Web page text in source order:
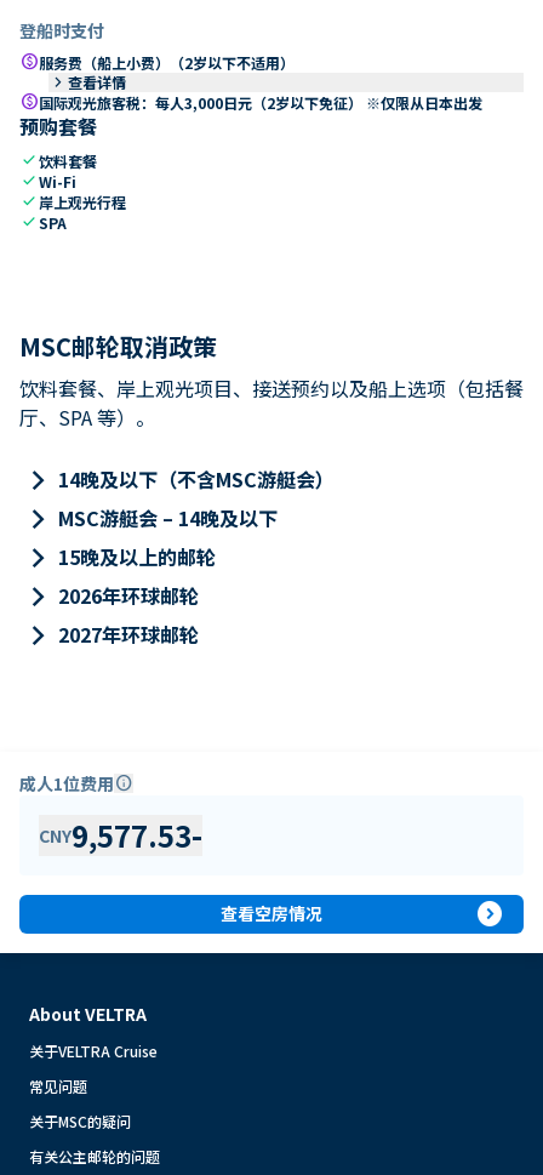
登船时支付
paid服务费（船上小费）（2岁以下不适用）
keyboard_arrow_right 查看详情
paid国际观光旅客税：每人3,000日元（2岁以下免征） ※仅限从日本出发
预购套餐
check饮料套餐
checkWi-Fi
check 岸上观光行程
checkSPA
MSC邮轮取消政策
饮料套餐、岸上观光项目、接送预约以及船上选项（包括餐
厅、SPA 等）。
keyboard_arrow_right 14晚及以下（不含MSC游艇会）
keyboard_arrow_right MSC游艇会 – 14晚及以下
keyboard_arrow_right 15晚及以上的邮轮
keyboard_arrow_right 2026年环球邮轮
keyboard_arrow_right 2027年环球邮轮
成人1位费用info
CNY9,577.53-
查看空房情况 expand_circle_right
About VELTRA
关于VELTRA Cruise
常见问题
关于MSC的疑问
有关公主邮轮的问题